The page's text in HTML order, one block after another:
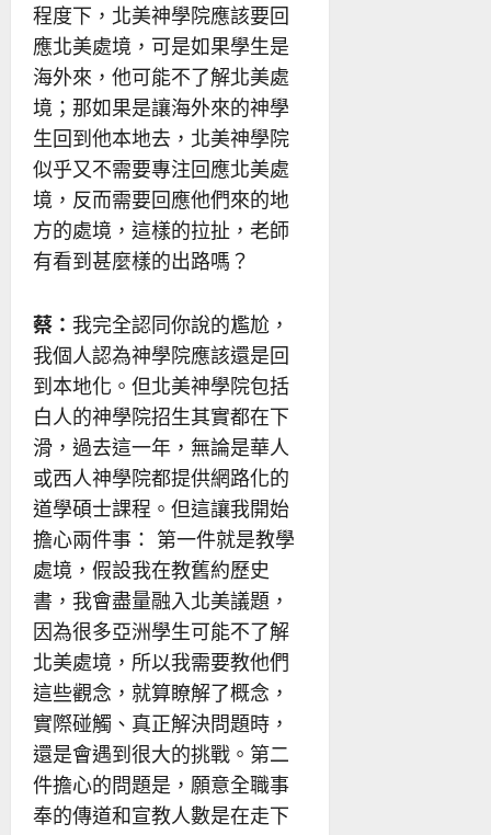
程度下，北美神學院應該要回
應北美處境，可是如果學生是
海外來，他可能不了解北美處
境；那如果是讓海外來的神學
生回到他本地去，北美神學院
似乎又不需要專注回應北美處
境，反而需要回應他們來的地
方的處境，這樣的拉扯，老師
有看到甚麼樣的出路嗎？
蔡： 我完全認同你說的尷尬，
我個人認為神學院應該還是回
到本地化。但北美神學院包括
白人的神學院招生其實都在下
滑，過去這一年，無論是華人
或西人神學院都提供網路化的
道學碩士課程。但這讓我開始
擔心兩件事： 第一件就是教學
處境，假設我在教舊約歷史
書，我會盡量融入北美議題，
因為很多亞洲學生可能不了解
北美處境，所以我需要教他們
這些觀念，就算瞭解了概念，
實際碰觸、真正解決問題時，
還是會遇到很大的挑戰。第二
件擔心的問題是，願意全職事
奉的傳道和宣教人數是在走下